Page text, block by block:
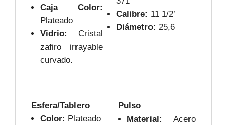
Caja Color:
Plateado
Vidrio:
Cristal
zafiro irrayable
curvado.
Calibre: 11 1/2’
Diámetro: 25,6
Esfera/Tablero
Pulso
Color: Plateado
Material:
Acero